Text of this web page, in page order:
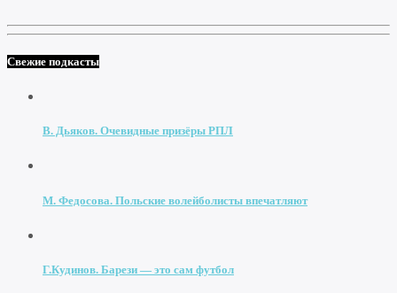
Свежие подкасты
В. Дьяков. Очевидные призёры РПЛ
М. Федосова. Польские волейболисты впечатляют
Г.Кудинов. Барези — это сам футбол